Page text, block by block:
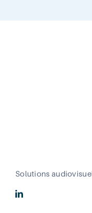
Solutions